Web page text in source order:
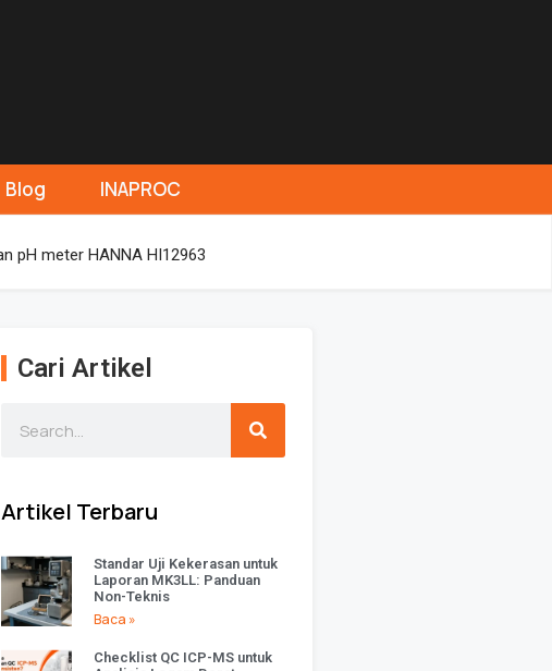
Blog INAPROC
pH meter HANNA HI12963
Cari Artikel
Artikel Terbaru
Standar Uji Kekerasan untuk
Laporan MK3LL: Panduan
Non-Teknis
Baca »
Checklist QC ICP-MS untuk